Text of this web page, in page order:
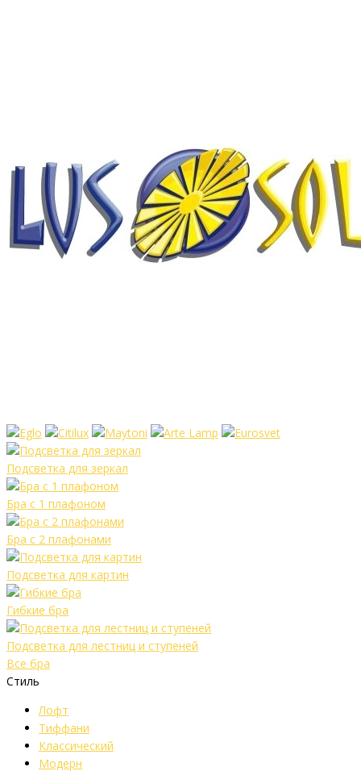
Подсветка для зеркал
Бра с 1 плафоном
Бра с 2 плафонами
Подсветка для картин
Гибкие бра
Подсветка для лестниц и ступеней
Все бра
Стиль
Лофт
Тиффани
Классический
Модерн